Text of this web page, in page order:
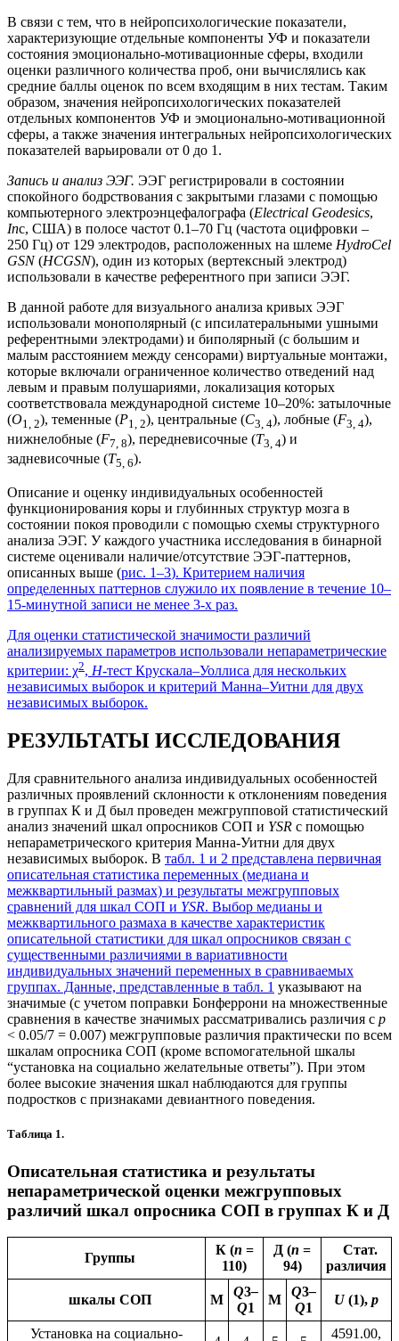
В связи с тем, что в нейропсихологические показатели,
характеризующие отдельные компоненты УФ и показатели
состояния эмоционально-мотивационные сферы, входили
оценки различного количества проб, они вычислялись как
средние баллы оценок по всем входящим в них тестам. Таким
образом, значения нейропсихологических показателей
отдельных компонентов УФ и эмоционально-мотивационной
сферы, а также значения интегральных нейропсихологических
показателей варьировали от 0 до 1.
Запись и анализ ЭЭГ. ЭЭГ регистрировали в состоянии
спокойного бодрствования с закрытыми глазами с помощью
компьютерного электроэнцефалографа (Electrical Geodesics,
Inc, США) в полосе частот 0.1–70 Гц (частота оцифровки –
250 Гц) от 129 электродов, расположенных на шлеме HydroCel
GSN(HCGSN), один из которых (вертексный электрод)
использовали в качестве референтного при записи ЭЭГ.
В данной работе для визуального анализа кривых ЭЭГ
использовали монополярный (с ипсилатеральными ушными
референтными электродами) и биполярный (с большим и
малым расстоянием между сенсорами) виртуальные монтажи,
которые включали ограниченное количество отведений над
левым и правым полушариями, локализация которых
соответствовала международной системе 10–20%: затылочные
(О1, 2), теменные (P1, 2), центральные (С3, 4), лобные (F3, 4),
нижнелобные (F7, 8), передневисочные (T3, 4) и
задневисочные (T5, 6).
Описание и оценку индивидуальных особенностей
функционирования коры и глубинных структур мозга в
состоянии покоя проводили с помощью схемы структурного
анализа ЭЭГ. У каждого участника исследования в бинарной
системе оценивали наличие/отсутствие ЭЭГ-паттернов,
описанных выше (рис. 1–3). Критерием наличия
определенных паттернов служило их появление в течение 10–
15-минутной записи не менее 3-х раз.
Для оценки статистической значимости различий
анализируемых параметров использовали непараметрические
критерии: χ2, Н-тест Крускала–Уоллиса для нескольких
независимых выборок и критерий Манна–Уитни для двух
независимых выборок.
РЕЗУЛЬТАТЫ ИССЛЕДОВАНИЯ
Для сравнительного анализа индивидуальных особенностей
различных проявлений склонности к отклонениям поведения
в группах К и Д был проведен межгрупповой статистический
анализ значений шкал опросников СОП и YSR c помощью
непараметрического критерия Манна-Уитни для двух
независимых выборок. В табл. 1 и 2 представлена первичная
описательная статистика переменных (медиана и
межквартильный размах) и результаты межгрупповых
сравнений для шкал СОП и YSR. Выбор медианы и
межквартильного размаха в качестве характеристик
описательной статистики для шкал опросников связан с
существенными различиями в вариативности
индивидуальных значений переменных в сравниваемых
группах. Данные, представленные в табл. 1 указывают на
значимые (с учетом поправки Бонферрони на множественные
сравнения в качестве значимых рассматривались различия с p
< 0.05/7 = 0.007) межгрупповые различия практически по всем
шкалам опросника СОП (кроме вспомогательной шкалы
“установка на социально желательные ответы”). При этом
более высокие значения шкал наблюдаются для группы
подростков с признаками девиантного поведения.
Таблица 1.
Описательная статистика и результаты
непараметрической оценки межгрупповых
различий шкал опросника СОП в группах К и Д
Группы
К (n =
110)
Д (n =
94)
Стат.
различия
шкалы СОП М
Q3–
Q1
М
Q3–
Q1
U(1), p
Установка на социально- 4591.00,